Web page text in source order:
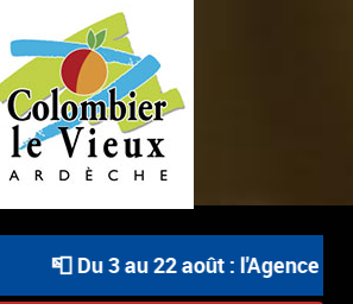
📮 Du 3 au 22 août : l'Agence